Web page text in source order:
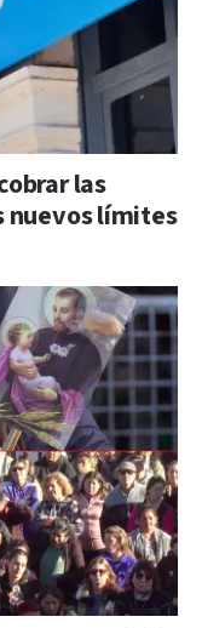
las
nuevos límites